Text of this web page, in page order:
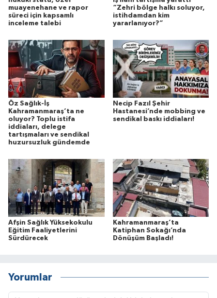
muayenehane ve rapor
süreci için kapsamlı
inceleme talebi
“Zehri bölge halkı soluyor,
istihdamdan kim
yararlanıyor?”
Öz Sağlık-İş
Kahramanmaraş’ta ne
oluyor? Toplu istifa
iddiaları, delege
tartışmaları ve sendikal
huzursuzluk gündemde
Necip Fazıl Şehir
Hastanesi’nde mobbing ve
sendikal baskı iddiaları!
Afşin Sağlık Yüksekokulu
Eğitim Faaliyetlerini
Sürdürecek
Kahramanmaraş’ta
Katiphan Sokağı’nda
Dönüşüm Başladı!
Yorumlar